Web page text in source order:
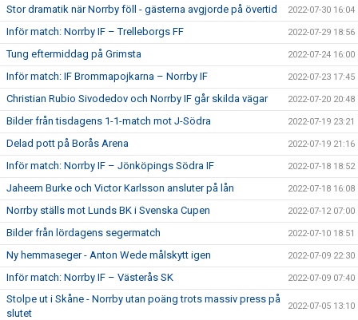
Stor dramatik när Norrby föll - gästerna avgjorde på övertid 2022-07-30 16:04
Inför match: Norrby IF – Trelleborgs FF 2022-07-29 18:56
Tung eftermiddag på Grimsta 2022-07-24 16:00
Inför match: IF Brommapojkarna – Norrby IF 2022-07-23 17:45
Christian Rubio Sivodedov och Norrby IF går skilda vägar 2022-07-20 20:48
Bilder från tisdagens 1-1-match mot J-Södra 2022-07-19 23:21
Delad pott på Borås Arena 2022-07-19 21:16
Inför match: Norrby IF – Jönköpings Södra IF 2022-07-18 18:52
Jaheem Burke och Victor Karlsson ansluter på lån 2022-07-18 16:08
Norrby ställs mot Lunds BK i Svenska Cupen 2022-07-12 07:00
Bilder från lördagens segermatch 2022-07-10 18:51
Ny hemmaseger - Anton Wede målskytt igen 2022-07-09 22:30
Inför match: Norrby IF – Västerås SK 2022-07-09 07:40
Stolpe ut i Skåne - Norrby utan poäng trots massiv press på
slutet
2022-07-05 13:10